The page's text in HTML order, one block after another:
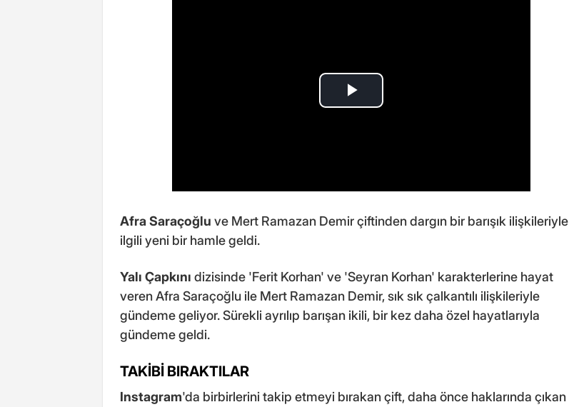
Afra Saraçoğlu ve Mert Ramazan Demir çiftinden dargın bir barışık ilişkileriyle
ilgili yeni bir hamle geldi.
Yalı Çapkını dizisinde 'Ferit Korhan' ve 'Seyran Korhan' karakterlerine hayat
veren Afra Saraçoğlu ile Mert Ramazan Demir, sık sık çalkantılı ilişkileriyle
gündeme geliyor. Sürekli ayrılıp barışan ikili, bir kez daha özel hayatlarıyla
gündeme geldi.
TAKİBİ BIRAKTILAR
Instagram'da birbirlerini takip etmeyi bırakan çift, daha önce haklarında çıkan